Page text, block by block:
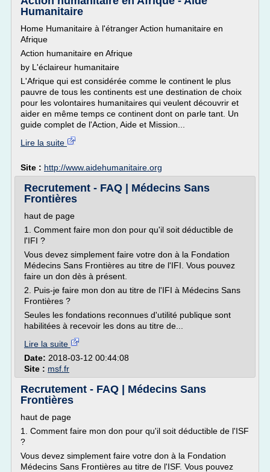
Humanitaire
Home Humanitaire à l'étranger Action humanitaire en
Afrique
Action humanitaire en Afrique
by L'éclaireur humanitaire
L'Afrique qui est considérée comme le continent le plus
pauvre de tous les continents est une destination de choix
pour les volontaires humanitaires qui veulent découvrir et
aider en même temps ce continent dont on parle tant. Un
guide complet de l'Action, Aide et Mission...
Lire la suite
Site : http://www.aidehumanitaire.org
Recrutement - FAQ | Médecins Sans
Frontières
haut de page
1. Comment faire mon don pour qu'il soit déductible de
l'IFI ?
Vous devez simplement faire votre don à la Fondation
Médecins Sans Frontières au titre de l'IFI. Vous pouvez
faire un don dès à présent.
2. Puis-je faire mon don au titre de l'IFI à Médecins Sans
Frontières ?
Seules les fondations reconnues d'utilité publique sont
habilitées à recevoir les dons au titre de...
Lire la suite
Date: 2018-03-12 00:44:08
Site : msf.fr
Recrutement - FAQ | Médecins Sans
Frontières
haut de page
1. Comment faire mon don pour qu'il soit déductible de l'ISF
?
Vous devez simplement faire votre don à la Fondation
Médecins Sans Frontières au titre de l'ISF. Vous pouvez